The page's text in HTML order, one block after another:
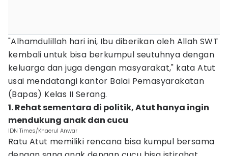
"Alhamdulillah hari ini, Ibu diberikan oleh Allah SWT
kembali untuk bisa berkumpul seutuhnya dengan
keluarga dan juga dengan masyarakat," kata Atut
usai mendatangi kantor Balai Pemasyarakatan
(Bapas) Kelas II Serang.
1. Rehat sementara di politik, Atut hanya ingin
mendukung anak dan cucu
IDN Times/Khaerul Anwar
Ratu Atut memiliki rencana bisa kumpul bersama